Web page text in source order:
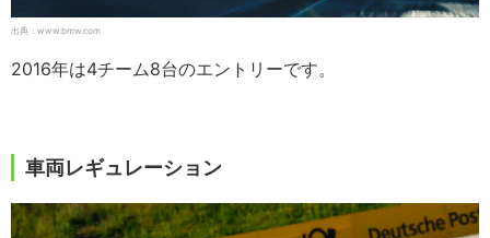
出典：www.bmw.com
2016年は4チーム8台のエントリーです。
車両レギュレーション